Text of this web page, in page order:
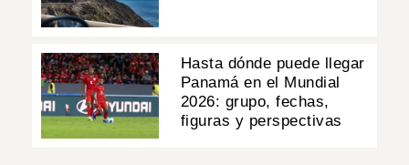
Hasta dónde puede llegar
Panamá en el Mundial
2026: grupo, fechas,
figuras y perspectivas